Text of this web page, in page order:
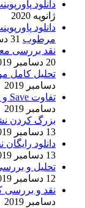
دانلود
ژانویه 2020
دانلود
مرطوب 31 دسامبر 2019
نقد بررسی
20 دسامبر 2019
تحلیل کامل
دسامبر 2019
تفاوت Save و Save as در اتوکد-زمان autocad Save as
دسامبر 2019
بزرگ کردن
13 دسامبر 2019
دانلود
13 دسامبر 2019
تحلیل و
12 دسامبر 2019
نقد و بررسی
دسامبر 2019